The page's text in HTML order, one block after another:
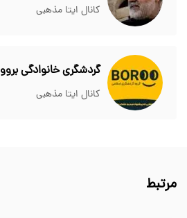
کانال ایتا مذهبی
گردشگری خانوادگی بروو
کانال ایتا مذهبی
مرتبط